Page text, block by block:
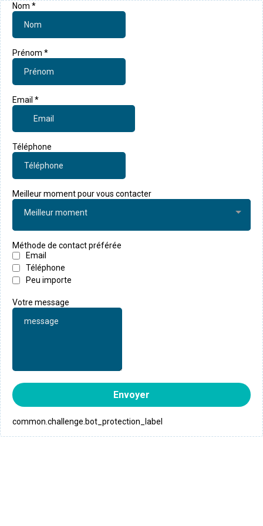
Nom *
Prénom *
Email *
Téléphone
Meilleur moment pour vous contacter
Meilleur moment
Méthode de contact préférée
Email
Téléphone
Peu importe
Votre message
Envoyer
common.challenge.bot_protection_label